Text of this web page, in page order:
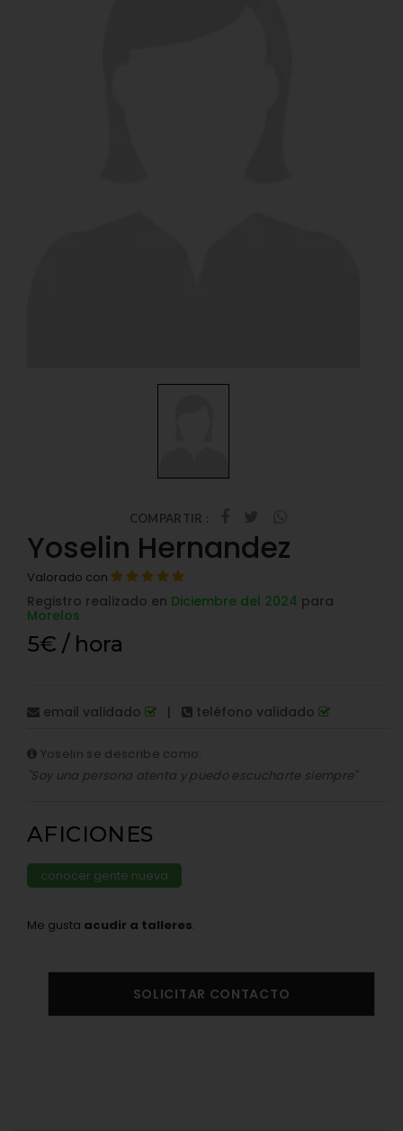
COMPARTIR :
Yoselin Hernandez
Valorado con
Registro realizado en Diciembre del 2024 para
Morelos
5€ / hora
email validado | teléfono validado
Yoselin se describe como:
"Soy una persona atenta y puedo escucharte siempre"
AFICIONES
conocer gente nueva
Me gusta acudir a talleres.
SOLICITAR CONTACTO